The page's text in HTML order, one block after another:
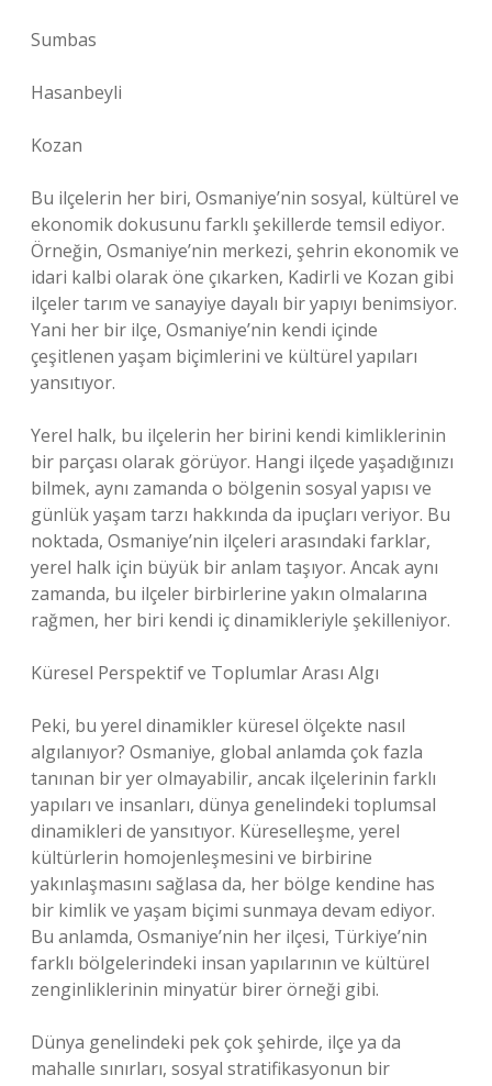
Sumbas
Hasanbeyli
Kozan
Bu ilçelerin her biri, Osmaniye’nin sosyal, kültürel ve
ekonomik dokusunu farklı şekillerde temsil ediyor.
Örneğin, Osmaniye’nin merkezi, şehrin ekonomik ve
idari kalbi olarak öne çıkarken, Kadirli ve Kozan gibi
ilçeler tarım ve sanayiye dayalı bir yapıyı benimsiyor.
Yani her bir ilçe, Osmaniye’nin kendi içinde
çeşitlenen yaşam biçimlerini ve kültürel yapıları
yansıtıyor.
Yerel halk, bu ilçelerin her birini kendi kimliklerinin
bir parçası olarak görüyor. Hangi ilçede yaşadığınızı
bilmek, aynı zamanda o bölgenin sosyal yapısı ve
günlük yaşam tarzı hakkında da ipuçları veriyor. Bu
noktada, Osmaniye’nin ilçeleri arasındaki farklar,
yerel halk için büyük bir anlam taşıyor. Ancak aynı
zamanda, bu ilçeler birbirlerine yakın olmalarına
rağmen, her biri kendi iç dinamikleriyle şekilleniyor.
Küresel Perspektif ve Toplumlar Arası Algı
Peki, bu yerel dinamikler küresel ölçekte nasıl
algılanıyor? Osmaniye, global anlamda çok fazla
tanınan bir yer olmayabilir, ancak ilçelerinin farklı
yapıları ve insanları, dünya genelindeki toplumsal
dinamikleri de yansıtıyor. Küreselleşme, yerel
kültürlerin homojenleşmesini ve birbirine
yakınlaşmasını sağlasa da, her bölge kendine has
bir kimlik ve yaşam biçimi sunmaya devam ediyor.
Bu anlamda, Osmaniye’nin her ilçesi, Türkiye’nin
farklı bölgelerindeki insan yapılarının ve kültürel
zenginliklerinin minyatür birer örneği gibi.
Dünya genelindeki pek çok şehirde, ilçe ya da
mahalle sınırları, sosyal stratifikasyonun bir